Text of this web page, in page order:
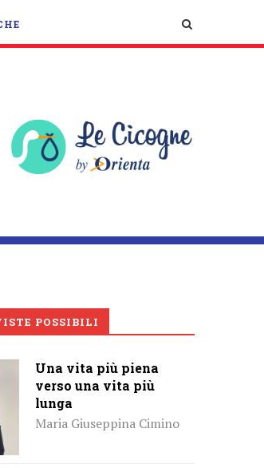
POSSIBILI
Una vita più piena
verso una vita più
lunga
Maria Giuseppina Cimino